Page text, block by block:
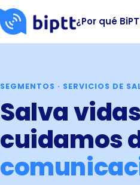
¿Por qué
SEGMENTOS · SERVICIOS DE
Salva
cuidamos